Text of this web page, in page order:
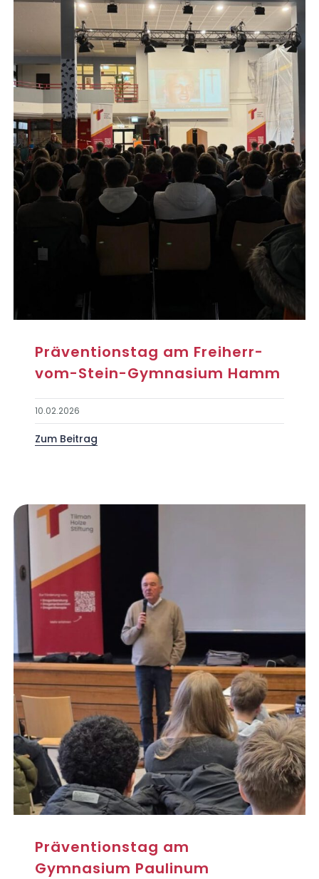
Präventionstag am Freiherr-
vom-Stein-Gymnasium Hamm
10.02.2026
Zum Beitrag
Präventionstag am
Gymnasium Paulinum